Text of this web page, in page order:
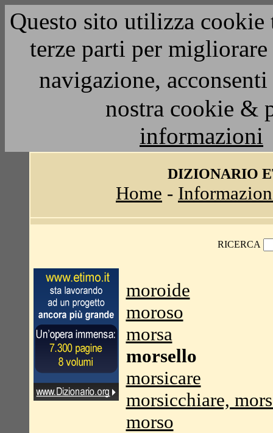
Questo sito utilizza
terze parti per
navigazione,
nostra cookie &
informazioni
DIZIONARIO
Home -
RICERCA
moroide
moroso
morsa
morsello
morsicare
morsicchiare,
morso